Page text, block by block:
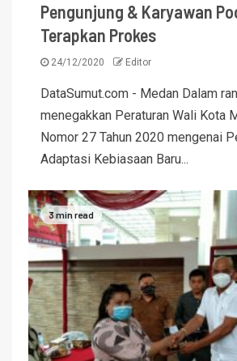
Pengunjung & Karyawan
Terapkan Prokes
24/12/2020 Editor
DataSumut.com - Medan Dalam
menegakkan Peraturan Wali Kota
Nomor 27 Tahun 2020 mengenai
Adaptasi Kebiasaan Baru...
3 min read